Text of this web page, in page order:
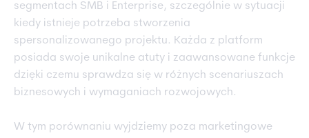
segmentach SMB i Enterprise, szczególnie w sytuacji
kiedy istnieje potrzeba stworzenia
spersonalizowanego projektu. Każda z platform
posiada swoje unikalne atuty i zaawansowane funkcje
dzięki czemu sprawdza się w różnych scenariuszach
biznesowych i wymaganiach rozwojowych.
W tym porównaniu wyjdziemy poza marketingowe